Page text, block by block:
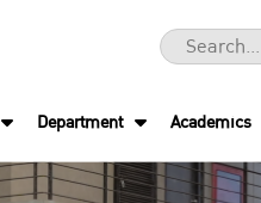
Department Academics